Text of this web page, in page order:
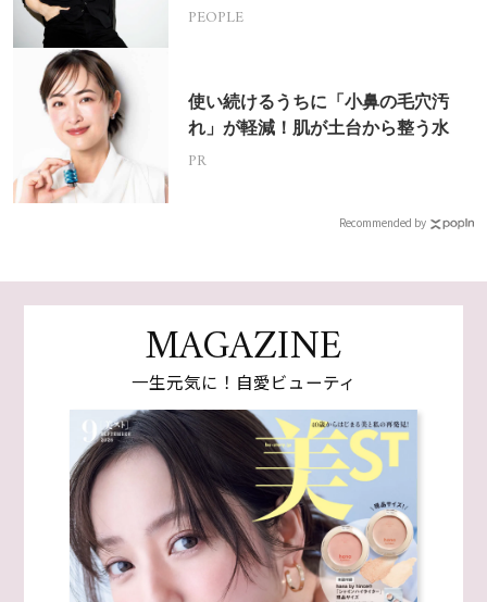
PEOPLE
使い続けるうちに「小鼻の毛穴汚
れ」が軽減！肌が土台から整う水
PR
Recommended by
MAGAZINE
一生元気に！自愛ビューティ